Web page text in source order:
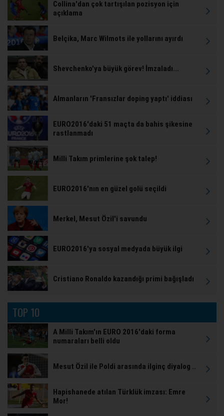
Collina'dan çok tartışılan pozisyon için
açıklama
Belçika, Marc Wilmots ile yollarını ayırdı
Shevchenko'ya büyük görev! İmzaladı...
Almanların 'Fransızlar doping yaptı' iddiası
EURO2016'daki 51 maçta da bahis şikesine
rastlanmadı
Milli Takım primlerine şok talep!
EURO2016'nın en güzel golü seçildi
Merkel, Mesut Özil'i savundu
EURO2016'ya sosyal medyada büyük ilgi
Cristiano Ronaldo kazandığı primi bağışladı
TOP 10
A Milli Takım'ın EURO 2016'daki forma
numaraları belli oldu
Mesut Özil ile Poldi arasında ilginç diyalog ..
Hapishanede atılan Türklük imzası: Emre
Mor!